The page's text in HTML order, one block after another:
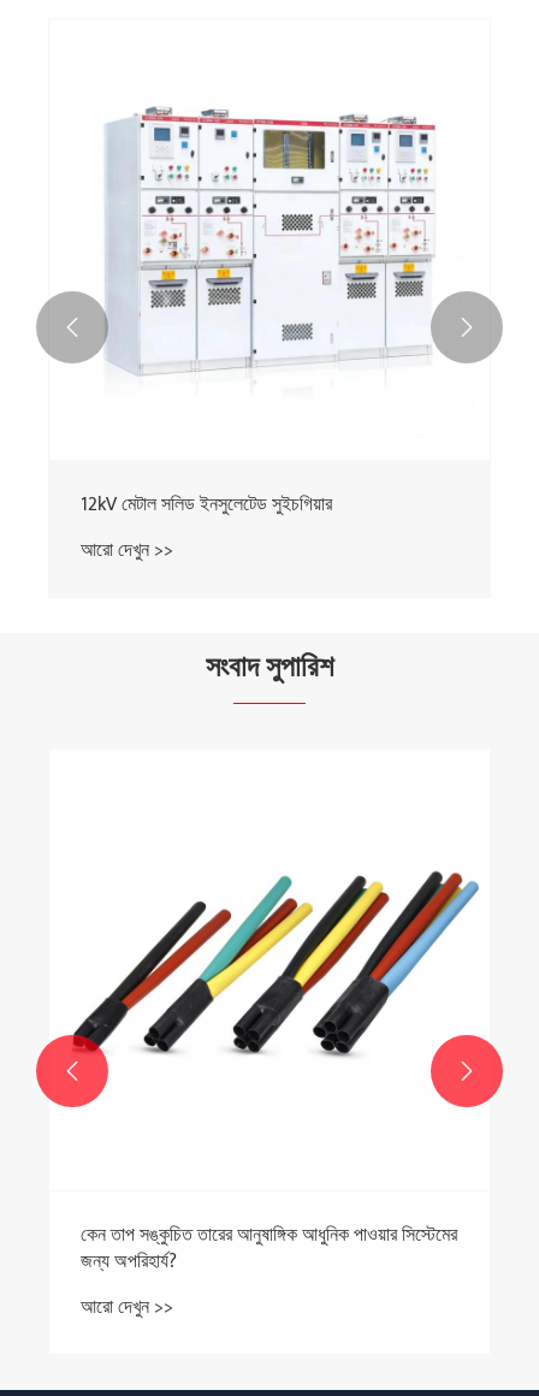
12kV মেটাল সলিড ইনসুলেটেড সুইচগিয়ার
আরো দেখুন >>
 
সংবাদ সুপারিশ
 